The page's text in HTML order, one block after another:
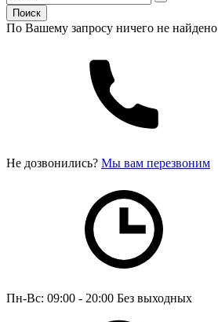
Поиск
По Вашему запросу ничего не найдено
Не дозвонились? Мы вам перезвоним
Пн-Вс: 09:00 - 20:00 Без выходных